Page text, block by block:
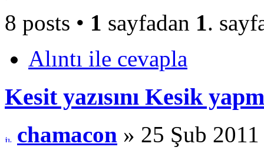
8 posts • 1 sayfadan 1.
Alıntı ile cevapla
Kesit yazısını Kesik
chamacon » 25 Şub